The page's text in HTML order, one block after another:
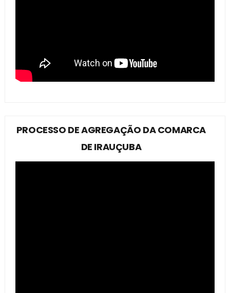
PROCESSO DE AGREGAÇÃO DA COMARCA
DE IRAUÇUBA